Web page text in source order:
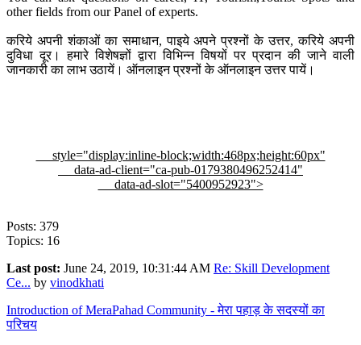
other fields from our Panel of experts.
करिये अपनी शंकाओं का समाधान, पाइये अपने प्रश्नों के उत्तर, करिये अपनी
दुविधा दूर। हमारे विशेषज्ञों द्वारा विभिन्न विषयों पर प्रदान की जाने वाली
जानकारी का लाभ उठायें। ऑनलाइन प्रश्नों के ऑनलाइन उत्तर पायें।
style="display:inline-block;width:468px;height:60px"
data-ad-client="ca-pub-0179380496252414"
data-ad-slot="5400952923">
Posts: 379
Topics: 16
Last post: June 24, 2019, 10:31:44 AM Re: Skill Development
Ce... by vinodkhati
Introduction of MeraPahad Community - मेरा पहाड़ के सदस्यों का
परिचय